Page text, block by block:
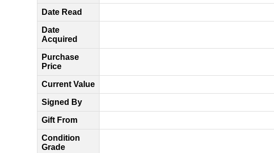
Date Read
Date
Acquired
Purchase
Price
Current Value
Signed By
Gift From
Condition
Grade